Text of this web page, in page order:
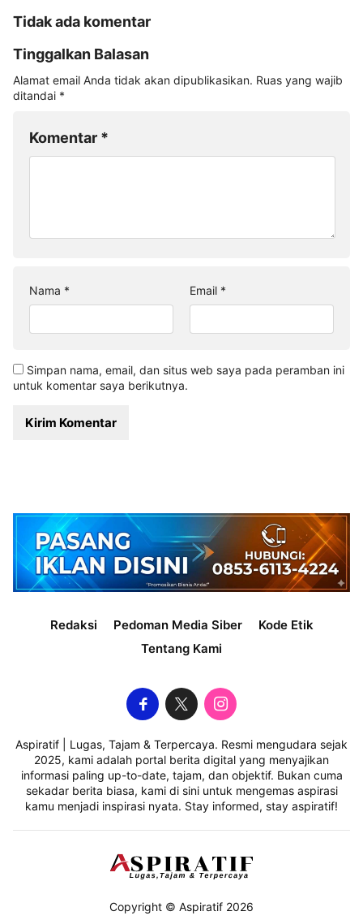
Tidak ada komentar
Tinggalkan Balasan
Alamat email Anda tidak akan dipublikasikan. Ruas yang wajib
ditandai *
Komentar *
Nama * Email *
Simpan nama, email, dan situs web saya pada peramban ini
untuk komentar saya berikutnya.
Redaksi Pedoman Media Siber
Kode Etik
Tentang Kami
Aspiratif | Lugas, Tajam & Terpercaya. Resmi mengudara sejak
2025, kami adalah portal berita digital yang menyajikan
informasi paling up-to-date, tajam, dan objektif. Bukan cuma
sekadar berita biasa, kami di sini untuk mengemas aspirasi
kamu menjadi inspirasi nyata. Stay informed, stay aspiratif!
Copyright © Aspiratif 2026